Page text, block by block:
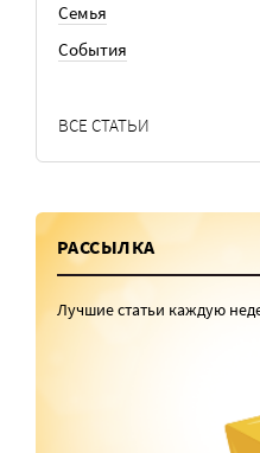
Семья
События
ВСЕ СТАТЬИ
РАССЫЛКА
Лучшие статьи каждую